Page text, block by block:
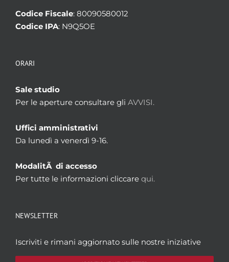
Codice Fiscale: 80090580012
Codice IPA: N9Q5OE
ORARI
Sale studio
Per le aperture consultare gli AVVISI.
Uffici amministrativi
Da lunedì a venerdì 9-16.
ModalitÃ di accesso
Per tutte le informazioni cliccare qui.
NEWSLETTER
Iscriviti e rimani aggiornato sulle nostre iniziative